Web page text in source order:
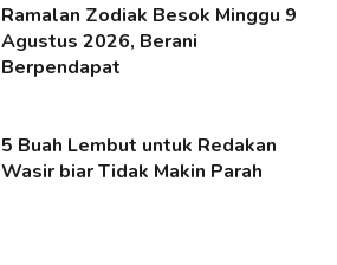
Ramalan Zodiak Besok Minggu 9
Agustus 2026, Berani
Berpendapat
5 Buah Lembut untuk Redakan
Wasir biar Tidak Makin Parah